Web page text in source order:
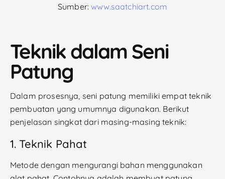
Sumber:www.saatchiart.com
Teknik dalam Seni
Patung
Dalam prosesnya, seni patung memiliki empat teknik
pembuatan yang umumnya digunakan. Berikut
penjelasan singkat dari masing-masing teknik:
1. Teknik Pahat
Metode dengan mengurangi bahan menggunakan